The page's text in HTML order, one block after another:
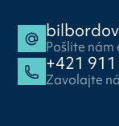
Pošlite nám
+421
Zavolajte